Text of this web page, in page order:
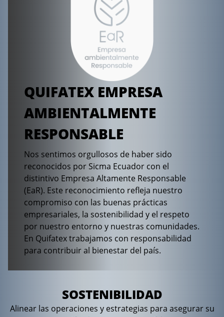
QUIFATEX EMPRESA
AMBIENTALMENTE
RESPONSABLE
Nos sentimos orgullosos de haber sido
reconocidos por Sicma Ecuador con el
distintivo Empresa Altamente Responsable
(EaR). Este reconocimiento refleja nuestro
compromiso con las buenas prácticas
empresariales, la sostenibilidad y el respeto
por nuestro entorno y nuestras comunidades.
En Quifatex trabajamos con responsabilidad
para contribuir al bienestar del país.
SOSTENIBILIDAD
Alinear las operaciones y estrategias para asegurar su